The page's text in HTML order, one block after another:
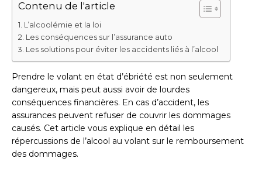
Contenu de l'article
L’alcoolémie et la loi
Les conséquences sur l’assurance auto
Les solutions pour éviter les accidents liés à l’alcool
Prendre le volant en état d’ébriété est non seulement
dangereux, mais peut aussi avoir de lourdes
conséquences financières. En cas d’accident, les
assurances peuvent refuser de couvrir les dommages
causés. Cet article vous explique en détail les
répercussions de l’alcool au volant sur le remboursement
des dommages.